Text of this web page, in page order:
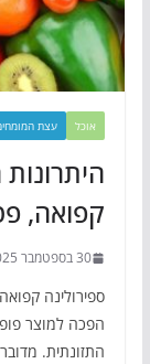
אוכל עצת
קפואה,
30 בספטמבר 2025
ספירולינה
הפכה למוצר
התזונתית. מדובר